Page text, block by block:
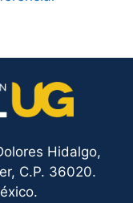
Hidalgo,
C.P. 36020.